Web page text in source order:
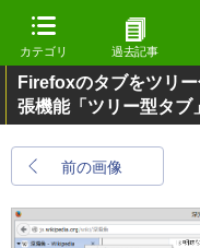
カテゴリ 過去記事
Firefoxのタブをツリ
張機能「ツリー型タブ」
前の画像